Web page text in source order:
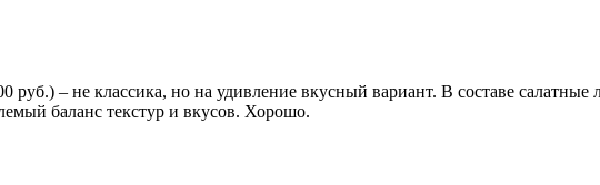
руб.) – не классика, но на удивление вкусный вариант. В составе
баланс текстур и вкусов. Хорошо.